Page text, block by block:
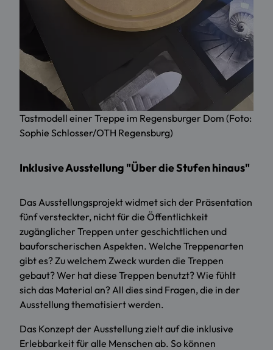
Tastmodell einer Treppe im Regensburger Dom (Foto:
Sophie Schlosser/OTH Regensburg)
Inklusive Ausstellung "Über die Stufen hinaus"
Das Ausstellungsprojekt widmet sich der Präsentation
fünf versteckter, nicht für die Öffentlichkeit
zugänglicher Treppen unter geschichtlichen und
bauforscherischen Aspekten. Welche Treppenarten
gibt es? Zu welchem Zweck wurden die Treppen
gebaut? Wer hat diese Treppen benutzt? Wie fühlt
sich das Material an? All dies sind Fragen, die in der
Ausstellung thematisiert werden.
Das Konzept der Ausstellung zielt auf die inklusive
Erlebbarkeit für alle Menschen ab. So können